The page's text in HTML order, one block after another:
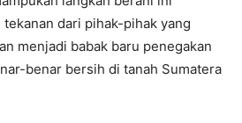
dari pihak-pihak yang
menjadi babak baru penegakan
benar bersih di tanah Sumatera